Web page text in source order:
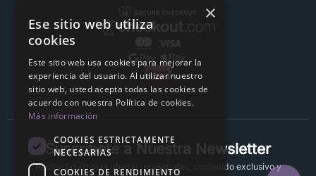
Suscríbete a Nuestra Newsletter
Recibe las últimas ofertas, novedades, contenido exclusivo y
×
Ese sitio web utiliza
cookies
Este sitio web usa cookies para mejorar la
experiencia del usuario. Al utilizar nuestro
sitio web, usted acepta todas las cookies de
acuerdo con nuestra Política de cookies.
Más información
COOKIES ESTRICTAMENTE
NECESARIAS
COOKIES DE RENDIMIENTO